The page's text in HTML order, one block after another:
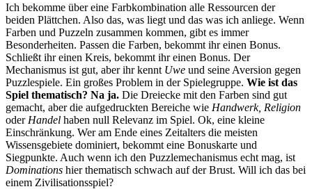
Ich bekomme über eine Farbkombination alle Ressourcen der
beiden Plättchen. Also das, was liegt und das was ich anliege. Wenn
Farben und Puzzeln zusammen kommen, gibt es immer
Besonderheiten. Passen die Farben, bekommt ihr einen Bonus.
Schließt ihr einen Kreis, bekommt ihr einen Bonus. Der
Mechanismus ist gut, aber ihr kennt Uwe und seine Aversion gegen
Puzzlespiele. Ein großes Problem in der Spielegruppe. Wie ist das
Spiel thematisch? Na ja. Die Dreiecke mit den Farben sind gut
gemacht, aber die aufgedruckten Bereiche wie Handwerk, Religion
oder Handel haben null Relevanz im Spiel. Ok, eine kleine
Einschränkung. Wer am Ende eines Zeitalters die meisten
Wissensgebiete dominiert, bekommt eine Bonuskarte und
Siegpunkte. Auch wenn ich den Puzzlemechanismus echt mag, ist
Dominations hier thematisch schwach auf der Brust. Will ich das bei
einem Zivilisationsspiel?